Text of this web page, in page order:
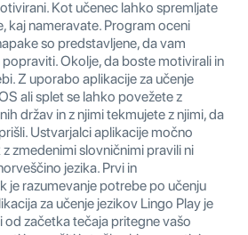
Kot učenec lahko spremljate
kaj nameravate. Program oceni
so predstavljene, da vam
Okolje, da boste motivirali in
Z uporabo aplikacije za učenje
ali splet se lahko povežete z
držav in z njimi tekmujete z njimi, da
Ustvarjalci aplikacije močno
zmedenimi slovničnimi pravili ni
jezika. Prvi in
je razumevanje potrebe po učenju
za učenje jezikov Lingo Play je
od začetka tečaja pritegne vašo